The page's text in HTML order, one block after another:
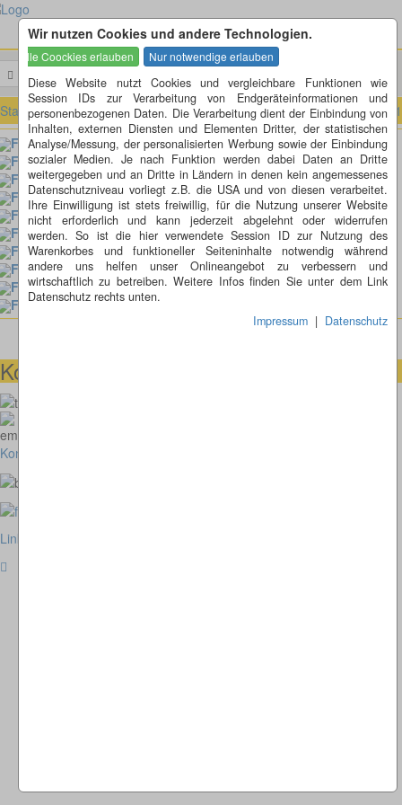
Wir nutzen Cookies und andere Technologien.
Diese Website nutzt Cookies und vergleichbare Funktionen wie
Session IDs zur Verarbeitung von Endgeräteinformationen und
personenbezogenen Daten. Die Verarbeitung dient der Einbindung von
Inhalten, externen Diensten und Elementen Dritter, der statistischen
Analyse/Messung, der personalisierten Werbung sowie der Einbindung
sozialer Medien. Je nach Funktion werden dabei Daten an Dritte
weitergegeben und an Dritte in Ländern in denen kein angemessenes
Datenschutzniveau vorliegt z.B. die USA und von diesen verarbeitet.
Ihre Einwilligung ist stets freiwillig, für die Nutzung unserer Website
nicht erforderlich und kann jederzeit abgelehnt oder widerrufen
werden. So ist die hier verwendete Session ID zur Nutzung des
Warenkorbes und funktioneller Seiteninhalte notwendig während
andere uns helfen unser Onlineangebot zu verbessern und
wirtschaftlich zu betreiben. Weitere Infos finden Sie unter dem Link
Datenschutz rechts unten.
Impressum | Datenschutz
Startseite » Fotorätsel » Fotorätsel 101 bis 200 » Fotorätsel 101 bis
Fotorätsel 110
Fotorätsel 109
Fotorätsel 108
Fotorätsel 107
Fotorätsel 106
Fotorätsel 105
Fotorätsel 104
Fotorätsel 103
Fotorätsel 102
Fotorätsel 101
Kontaktmöglichkeiten
Kontakt
Link zur klassischen Website